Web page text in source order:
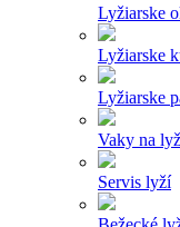
Lyžiarske
Lyžiarske
Lyžiarske
Vaky na
Servis lyží